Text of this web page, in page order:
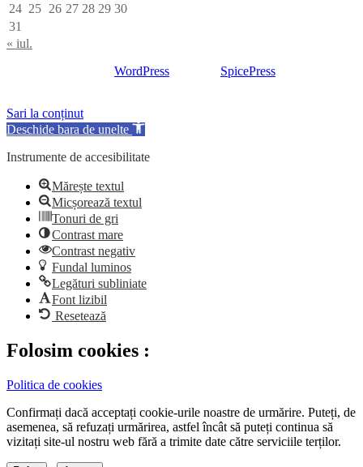
24 25 26 27 28 29 30
31
« iul.
WordPress SpicePress
Sari la conținut
Deschide bara de unelte
Instrumente de accesibilitate
Mărește textul
Micșorează textul
Tonuri de gri
Contrast mare
Contrast negativ
Fundal luminos
Legături subliniate
Font lizibil
Resetează
Folosim cookies :
Politica de cookies
Confirmați dacă acceptați cookie-urile noastre de urmărire. Puteți, de
asemenea, să refuzați urmărirea, astfel încât să puteți continua să
vizitați site-ul nostru web fără a trimite date către serviciile terților.